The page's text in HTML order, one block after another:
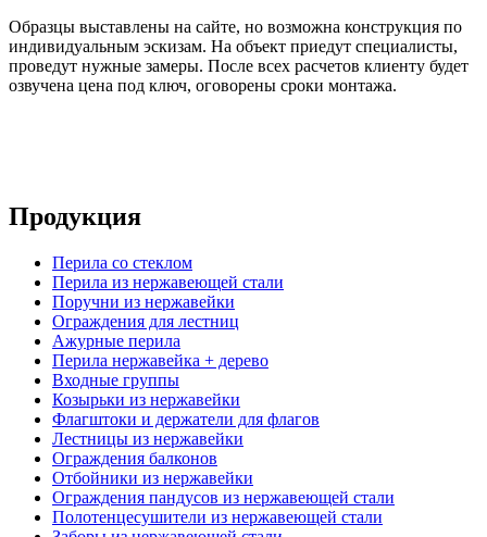
Образцы выставлены на сайте, но возможна конструкция по
индивидуальным эскизам. На объект приедут специалисты,
проведут нужные замеры. После всех расчетов клиенту будет
озвучена цена под ключ, оговорены сроки монтажа.
Продукция
Перила со стеклом
Перила из нержавеющей стали
Поручни из нержавейки
Ограждения для лестниц
Ажурные перила
Перила нержавейка + дерево
Входные группы
Козырьки из нержавейки
Флагштоки и держатели для флагов
Лестницы из нержавейки
Ограждения балконов
Отбойники из нержавейки
Ограждения пандусов из нержавеющей стали
Полотенцесушители из нержавеющей стали